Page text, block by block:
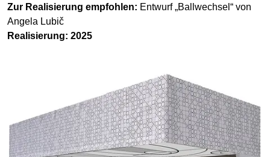
Zur Realisierung empfohlen: Entwurf „Ballwechsel“ von
Angela Lubič
Realisierung: 2025